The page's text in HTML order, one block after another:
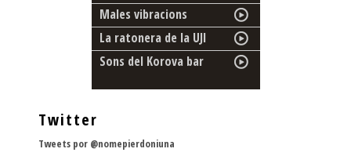
Males vibracions
La ratonera de la UJI
Sons del Korova bar
Twitter
Tweets por @nomepierdoniuna